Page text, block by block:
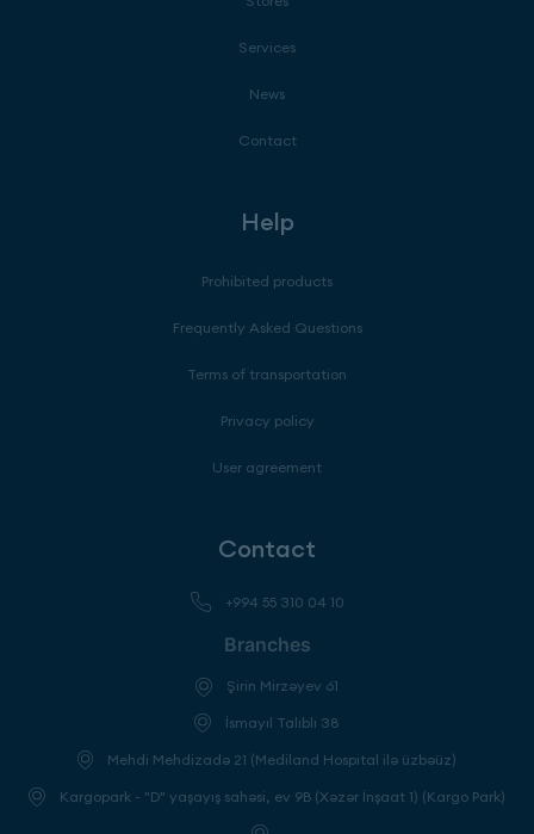
Services
News
Contact
Help
Prohibited products
Frequently Asked Questions
Terms of transportation
Privacy policy
User agreement
Contact
+994 55 310 04 10
Branches
Şirin Mirzəyev 61
İsmayıl Talıblı 38
Mehdi Mehdizadə 21 (Mediland Hospital ilə üzbəüz)
Kargopark - "D" yaşayış sahəsi, ev 9B (Xəzər İnşaat 1) (Kargo Park)